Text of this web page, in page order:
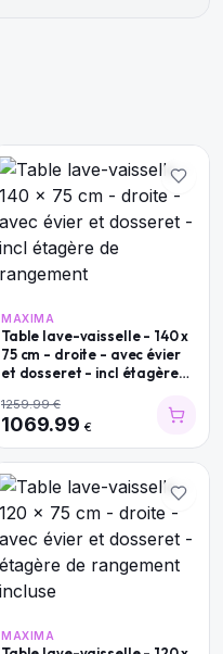
MAXIMA
Table lave-vaisselle - 140 x
75 cm - droite - avec évier
et dosseret - incl étagère
1259.99€
1069.99 €
MAXIMA